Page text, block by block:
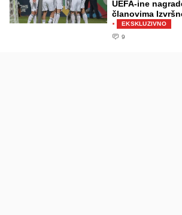
UEFA-ine
članovima
·
EKSKLUZIVNO
9